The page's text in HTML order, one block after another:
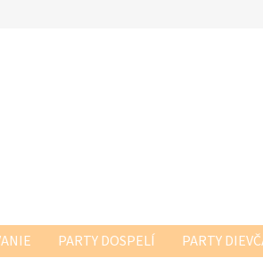
PARTY DOSPELÍ PARTY